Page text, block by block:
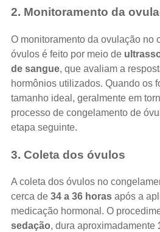
2. Monitoramento da
O monitoramento da ovulação no
óvulos é feito por meio de
de sangue, que avaliam a
hormônios utilizados. Quando os
tamanho ideal, geralmente em
processo de congelamento de
etapa seguinte.
3. Coleta dos óvulos
A coleta dos óvulos no
cerca de 34 a 36 horasapós a
medicação hormonal. O
sedação, dura aproximadamente